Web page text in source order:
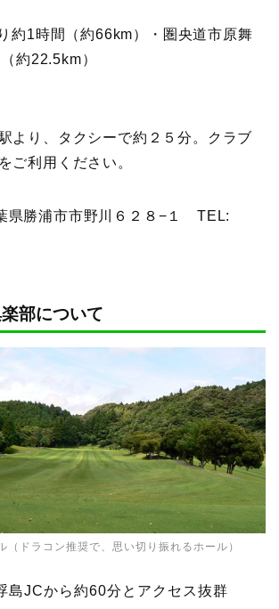
約1時間（約66km）・圏央道市原舞
約22.5km）
より、タクシーで約２５分。クラブ
ご利用ください。
県勝浦市市野川６２８−１ TEL:
部について
（ドラコン推奨で、思い切り振れるホール）
島JCから約60分とアクセス抜群